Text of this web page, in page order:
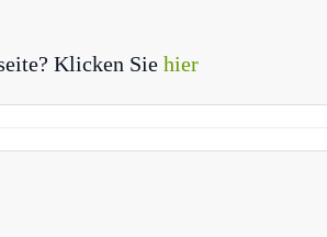
Klicken Sie hier